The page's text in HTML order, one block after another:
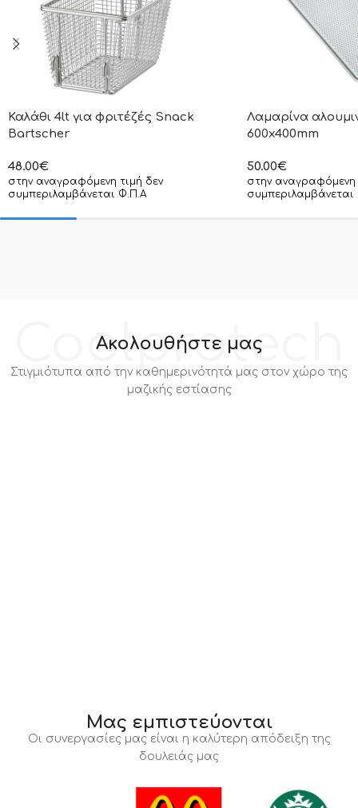
Καλάθι 4lt για φριτέζές Snack
Bartscher
48.00€
στην αναγραφόμενη τιμή δεν
συμπεριλαμβάνεται Φ.Π.Α
Λαμαρίνα
600x400mm
50.00€
στην αναγραφόμενη
Coolprotech
Ακολουθήστε μας
Στιγμιότυπα από την καθημερινότητά μας στον χώρο της
μαζικής εστίασης
Μας εμπιστεύονται
Οι συνεργασίες μας είναι η καλύτερη απόδειξη της
δουλειάς μας